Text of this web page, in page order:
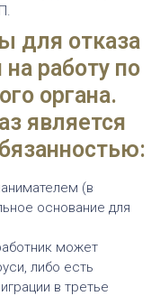
для отказа
работу по
органа.
является
(в
основание для
может
либо есть
в третье